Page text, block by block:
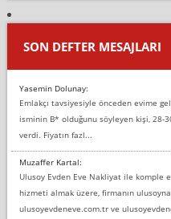
SON DEFTER MESAJLARI
Yasemin Dolunay:
Emlakçı tavsiyesiyle önceden evime
isminin B* olduğunu söyleyen kişi, 28-
verdi. Fiyatın fazl...
Muzaffer Kartal:
Ulusoy Evden Eve Nakliyat ile komple
hizmeti almak üzere, firmanın
ulusoyevdeneve.com.tr ve